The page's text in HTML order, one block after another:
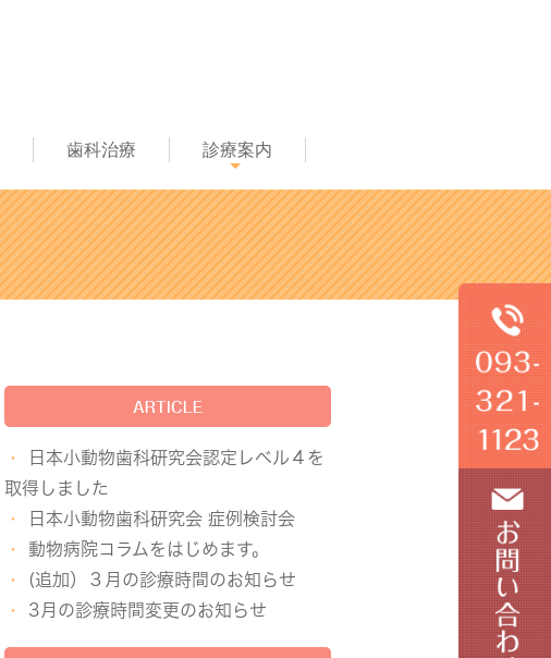
歯科治療 診療案内
ARTICLE
日本小動物歯科研究会認定レベル４を
取得しました
日本小動物歯科研究会 症例検討会
動物病院コラムをはじめます。
(追加）３月の診療時間のお知らせ
3月の診療時間変更のお知らせ